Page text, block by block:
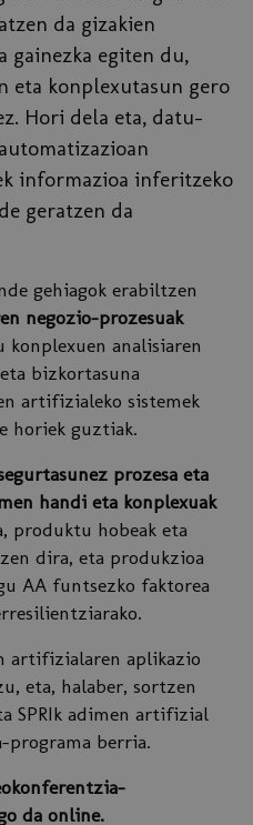
da gizakien
gainezka egiten du,
eta konplexutasun gero
Hori dela eta, datu-
informazioa inferitzeko
geratzen da
gehiagok erabiltzen
negozio-prozesuak
konplexuen analisiaren
bizkortasuna
artifizialeko sistemek
horiek guztiak.
prozesa eta
handi eta konplexuak
produktu hobeak eta
dira, eta produkzioa
AA funtsezko faktorea
artifizialaren aplikazio
eta, halaber, sortzen
SPRIk adimen artifizial
programa berria.
da online.